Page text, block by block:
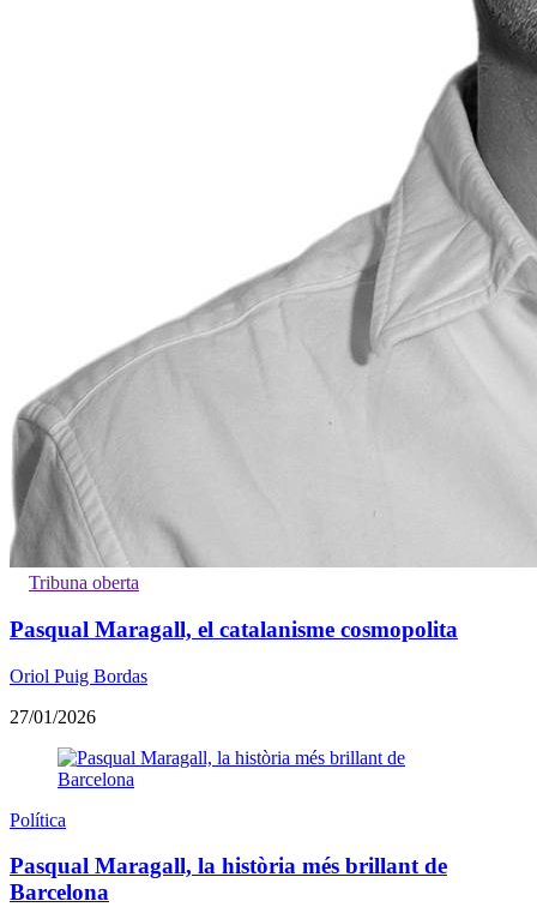
Tribuna oberta
Pasqual Maragall, el catalanisme cosmopolita
Oriol Puig Bordas
27/01/2026
Política
Pasqual Maragall, la història més brillant de
Barcelona